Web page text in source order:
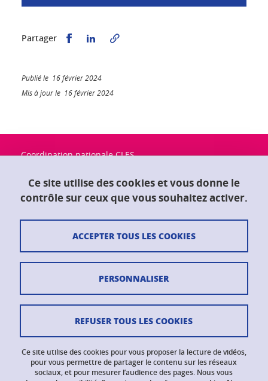
Partager Partager sur Facebook
Partager sur LinkedIn
Publié le 16 février 2024
Mis à jour le 16 février 2024
Coordination nationale CLES
Maison du doctorat "Jean Kuntzmann"
CS 40700
38058 Grenoble Cedex 9
Plan du site
Données personnelles
Gestion des cookies
Ce site utilise des cookies et vous donne le
contrôle sur ceux que vous souhaitez activer.
Ce site utilise des cookies pour vous proposer la lecture de vidéos,
pour vous permettre de partager le contenu sur les réseaux
sociaux, et pour mesurer l’audience des pages. Nous vous
ACCEPTER TOUS LES COOKIES
REFUSER TOUS LES COOKIES
PERSONNALISER